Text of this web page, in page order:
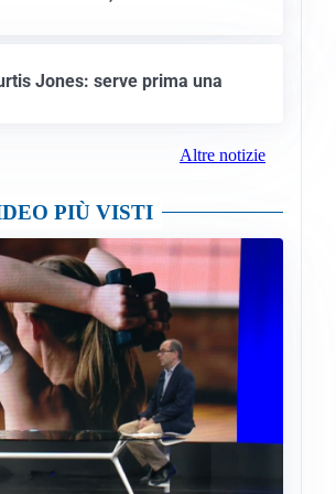
Jones: serve prima una
Altre notizie
PIÙ VISTI